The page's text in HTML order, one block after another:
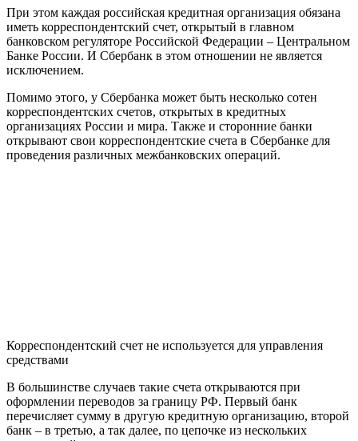
При этом каждая российская кредитная организация обязана
иметь корреспондентский счет, открытый в главном
банковском регуляторе Российской Федерации – Центральном
Банке России. И Сбербанк в этом отношении не является
исключением.
Помимо этого, у Сбербанка может быть несколько сотен
корреспондентских счетов, открытых в кредитных
организациях России и мира. Также и сторонние банки
открывают свои корреспондентские счета в Сбербанке для
проведения различных межбанковских операций.
Корреспондентский счет не используется для управления
средствами
В большинстве случаев такие счета открываются при
оформлении переводов за границу РФ. Первый банк
перечисляет сумму в другую кредитную организацию, второй
банк – в третью, а так далее, по цепочке из нескольких